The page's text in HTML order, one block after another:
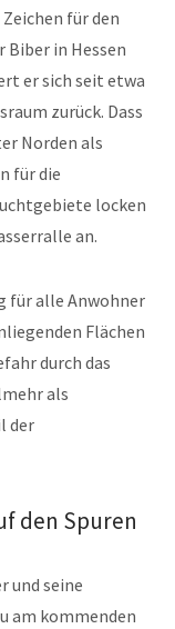
für den
Biber in Hessen
er sich seit etwa
zurück. Dass
Norden als
für die
locken
an.
für alle Anwohner
Flächen
durch das
als
der
den Spuren
und seine
am kommenden